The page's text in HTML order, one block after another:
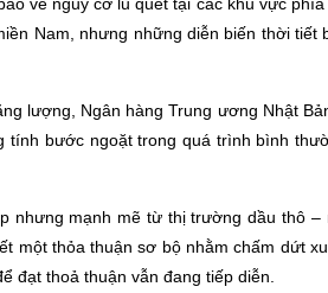
Nam, nhưng những diễn biến thời
lượng, Ngân hàng Trung ương Nhật
bước ngoặt trong quá trình bình
nhưng mạnh mẽ từ thị trường dầu thô
một thỏa thuận sơ bộ nhằm chấm dứt
đạt thoả thuận vẫn đang tiếp diễn.